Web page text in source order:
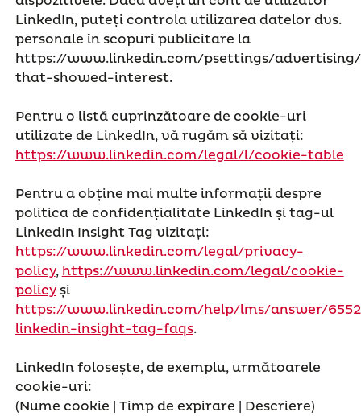
LinkedIn, puteți controla utilizarea datelor dvs.
personale în scopuri publicitare la
https://www.linkedin.com/psettings/
that-showed-interest.
Pentru o listă cuprinzătoare de cookie-uri
utilizate de LinkedIn, vă rugăm să vizitați:
https://www.linkedin.com/legal/l/cookie-table
Pentru a obține mai multe informații despre
politica de confidențialitate LinkedIn și tag-ul
LinkedIn Insight Tag vizitați:
https://www.linkedin.com/legal/privacy-
policy, https://www.linkedin.com/legal/cookie-
policyși
https://www.linkedin.com/help/lms/answer/
linkedin-insight-tag-faqs.
LinkedIn folosește, de exemplu, următoarele
cookie-uri:
(Nume cookie | Timp de expirare | Descriere)